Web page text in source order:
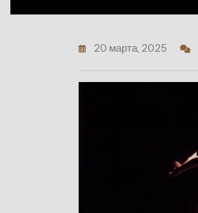
20 марта, 2025